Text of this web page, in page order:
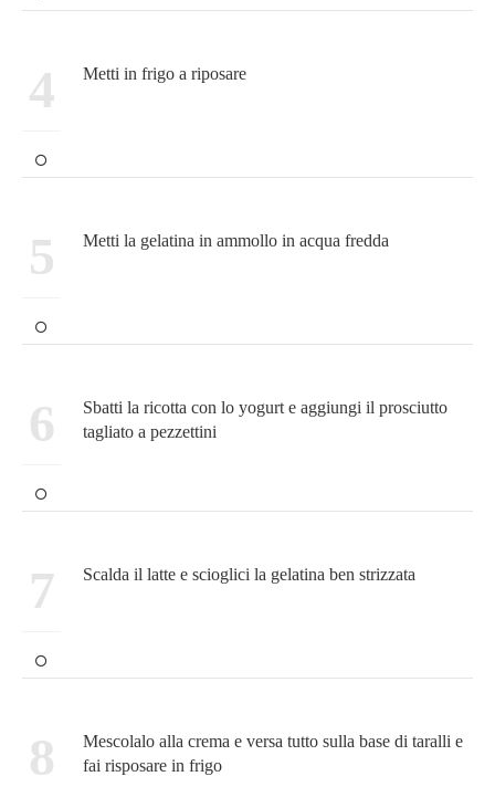
4 Metti in frigo a riposare
5 Metti la gelatina in ammollo in acqua fredda
6
Sbatti la ricotta con lo yogurt e aggiungi il prosciutto
tagliato a pezzettini
7 Scalda il latte e scioglici la gelatina ben strizzata
8
Mescolalo alla crema e versa tutto sulla base di taralli e
fai risposare in frigo